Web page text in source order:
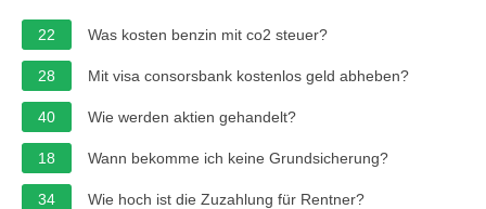
22 Was kosten benzin mit co2 steuer?
28 Mit visa consorsbank kostenlos geld abheben?
40 Wie werden aktien gehandelt?
18 Wann bekomme ich keine Grundsicherung?
34 Wie hoch ist die Zuzahlung für Rentner?